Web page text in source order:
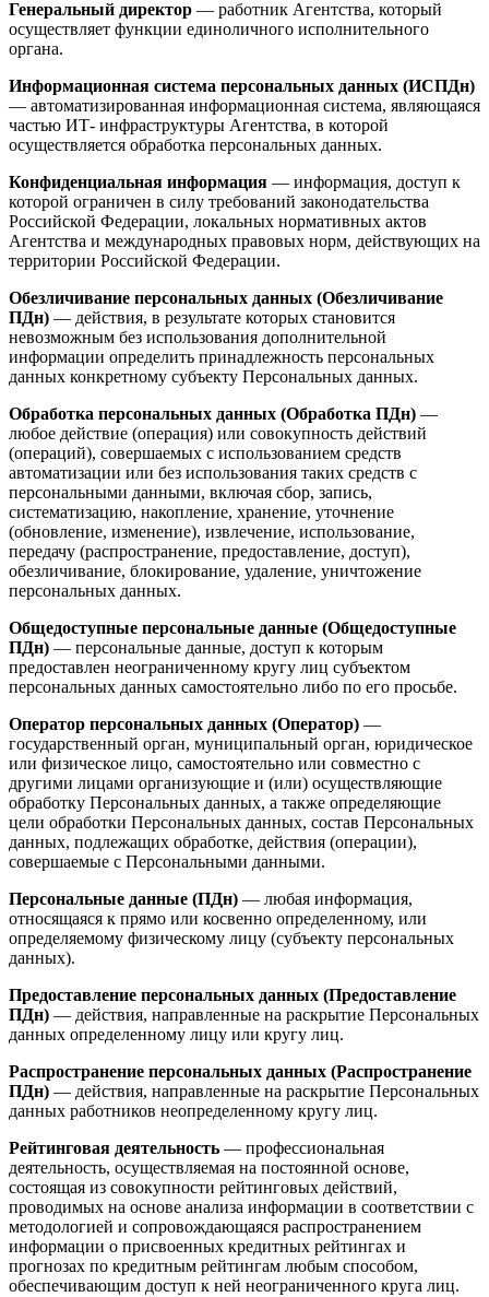
Генеральный директор — работник Агентства, который
осуществляет функции единоличного исполнительного
органа.
Информационная система персональных данных (ИСПДн)
— автоматизированная информационная система, являющаяся
частью ИТ- инфраструктуры Агентства, в которой
осуществляется обработка персональных данных.
Конфиденциальная информация — информация, доступ к
которой ограничен в силу требований законодательства
Российской Федерации, локальных нормативных актов
Агентства и международных правовых норм, действующих на
территории Российской Федерации.
Обезличивание персональных данных (Обезличивание
ПДн) — действия, в результате которых становится
невозможным без использования дополнительной
информации определить принадлежность персональных
данных конкретному субъекту Персональных данных.
Обработка персональных данных (Обработка ПДн) —
любое действие (операция) или совокупность действий
(операций), совершаемых с использованием средств
автоматизации или без использования таких средств с
персональными данными, включая сбор, запись,
систематизацию, накопление, хранение, уточнение
(обновление, изменение), извлечение, использование,
передачу (распространение, предоставление, доступ),
обезличивание, блокирование, удаление, уничтожение
персональных данных.
Общедоступные персональные данные (Общедоступные
ПДн) — персональные данные, доступ к которым
предоставлен неограниченному кругу лиц субъектом
персональных данных самостоятельно либо по его просьбе.
Оператор персональных данных (Оператор) —
государственный орган, муниципальный орган, юридическое
или физическое лицо, самостоятельно или совместно с
другими лицами организующие и (или) осуществляющие
обработку Персональных данных, а также определяющие
цели обработки Персональных данных, состав Персональных
данных, подлежащих обработке, действия (операции),
совершаемые с Персональными данными.
Персональные данные (ПДн) — любая информация,
относящаяся к прямо или косвенно определенному, или
определяемому физическому лицу (субъекту персональных
данных).
Предоставление персональных данных (Предоставление
ПДн) — действия, направленные на раскрытие Персональных
данных определенному лицу или кругу лиц.
Распространение персональных данных (Распространение
ПДн) — действия, направленные на раскрытие Персональных
данных работников неопределенному кругу лиц.
Рейтинговая деятельность — профессиональная
деятельность, осуществляемая на постоянной основе,
состоящая из совокупности рейтинговых действий,
проводимых на основе анализа информации в соответствии с
методологией и сопровождающаяся распространением
информации о присвоенных кредитных рейтингах и
прогнозах по кредитным рейтингам любым способом,
обеспечивающим доступ к ней неограниченного круга лиц.